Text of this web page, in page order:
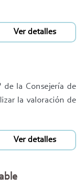
Ver detalles
la Consejería de
la valoración de
Ver detalles